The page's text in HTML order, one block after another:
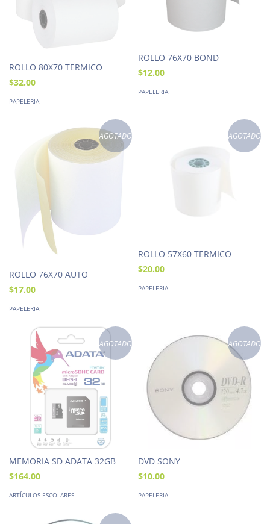
ROLLO 80X70 TERMICO
$32.00
PAPELERIA
ROLLO 76X70 BOND
$12.00
PAPELERIA
AGOTADO
ROLLO 76X70 AUTO
$17.00
PAPELERIA
AGOTADO
ROLLO 57X60 TERMICO
$20.00
PAPELERIA
AGOTADO
MEMORIA SD ADATA 32GB
$164.00
ARTÍCULOS ESCOLARES
AGOTADO
DVD SONY
$10.00
PAPELERIA